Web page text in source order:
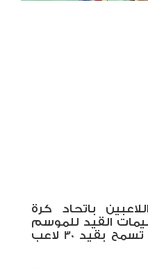
باتحاد كرة
القيد للموسم
الجديد 2018/2019 والتي تسمح بقيد 30 لاعب